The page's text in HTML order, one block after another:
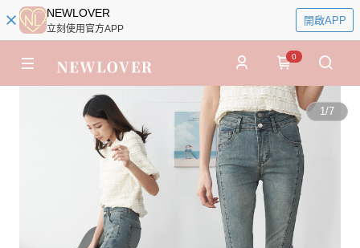
NEWLOVER
立刻使用官方APP
開啟APP
0
1/7